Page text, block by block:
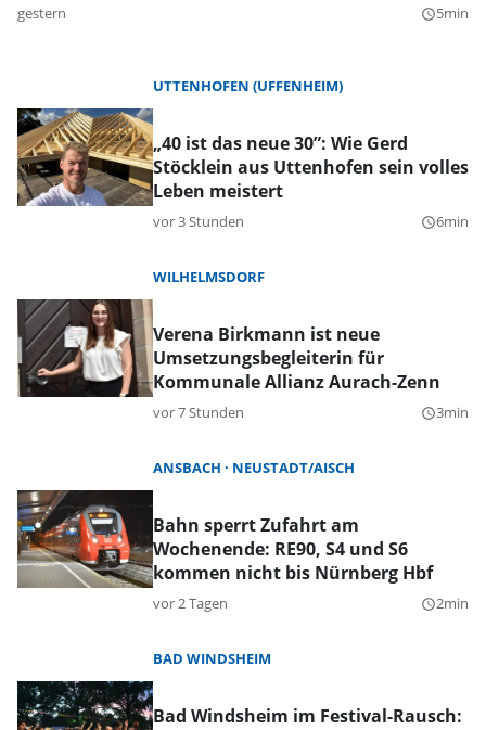
gestern query_builder5min
UTTENHOFEN (UFFENHEIM)
„40 ist das neue 30”: Wie Gerd
Stöcklein aus Uttenhofen sein volles
Leben meistert
vor 3 Stunden query_builder6min
WILHELMSDORF
Verena Birkmann ist neue
Umsetzungsbegleiterin für
Kommunale Allianz Aurach-Zenn
vor 7 Stunden query_builder3min
ANSBACH NEUSTADT/AISCH
Bahn sperrt Zufahrt am
Wochenende: RE90, S4 und S6
kommen nicht bis Nürnberg Hbf
vor 2 Tagen query_builder2min
BAD WINDSHEIM
Bad Windsheim im Festival-Rausch: